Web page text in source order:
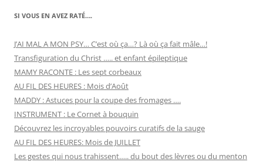
SI VOUS EN AVEZ RATÉ….
J’AI MAL A MON PSY… C’est où ça…? Là où ça fait mâle…!
Transfiguration du Christ ….. et enfant épileptique
MAMY RACONTE : Les sept corbeaux
AU FIL DES HEURES : Mois d’Août
MADDY : Astuces pour la coupe des fromages ….
INSTRUMENT : Le Cornet à bouquin
Découvrez les incroyables pouvoirs curatifs de la sauge
AU FIL DES HEURES: Mois de JUILLET
Les gestes qui nous trahissent….. du bout des lèvres ou du menton